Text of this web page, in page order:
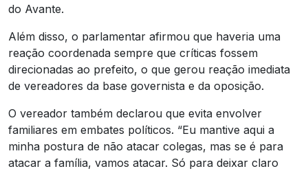
do Avante.
Além disso, o parlamentar afirmou que haveria uma
reação coordenada sempre que críticas fossem
direcionadas ao prefeito, o que gerou reação imediata
de vereadores da base governista e da oposição.
O vereador também declarou que evita envolver
familiares em embates políticos. “Eu mantive aqui a
minha postura de não atacar colegas, mas se é para
atacar a família, vamos atacar. Só para deixar claro